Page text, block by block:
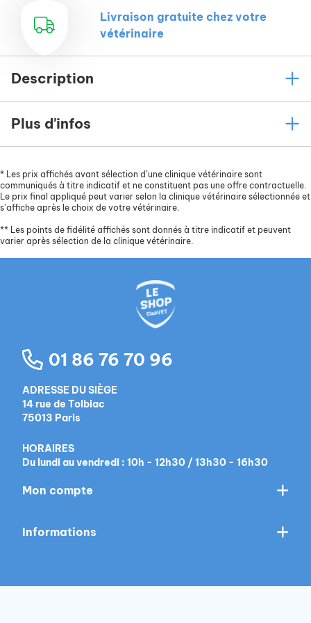
d'étable (Stomoxys calcitrans) pendant 5 semaines.
Livraison gratuite chez votre
vétérinaire
Description
Plus d'infos
* Les prix affichés avant sélection d’une clinique vétérinaire sont
communiqués à titre indicatif et ne constituent pas une offre contractuelle.
Le prix final appliqué peut varier selon la clinique vétérinaire sélectionnée et
s’affiche après le choix de votre vétérinaire.
** Les points de fidélité affichés sont donnés à titre indicatif et peuvent
varier après sélection de la clinique vétérinaire.
01 86 76 70 96
ADRESSE DU SIÈGE
14 rue de Tolbiac
75013 Paris
HORAIRES
Du lundi au vendredi : 10h - 12h30 / 13h30 - 16h30
Mon compte
Informations